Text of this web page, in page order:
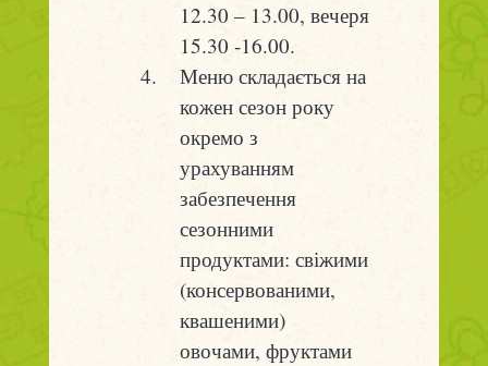
12.30 – 13.00, вечеря
15.30 -16.00.
Меню складається на
кожен сезон року
окремо з
урахуванням
забезпечення
сезонними
продуктами: свіжими
(консервованими,
квашеними)
овочами, фруктами